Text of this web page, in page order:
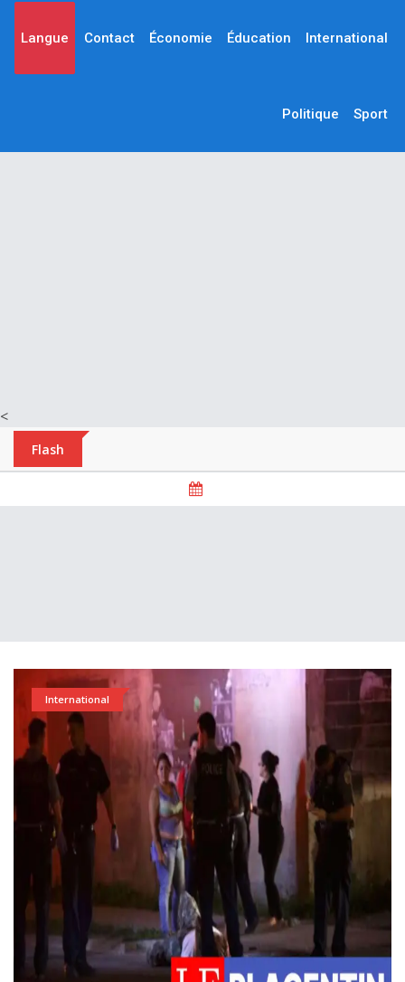
<
Langue Contact Économie Éducation International
Politique Sport
Flash
International